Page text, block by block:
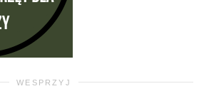
WESPRZYJ